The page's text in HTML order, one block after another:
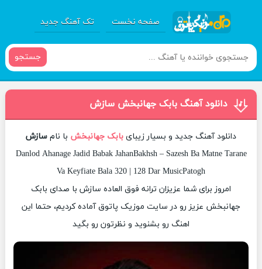
صفحه نخست تک آهنگ جدید
جستجو
دانلود آهنگ بابک جهانبخش سازش
دانلود آهنگ جدید و بسیار زیبای بابک جهانبخش با نام سازش
Danlod Ahanage Jadid Babak JahanBakhsh – Sazesh Ba Matne Tarane
Va Keyfiate Bala 320 | 128 Dar MusicPatogh
امروز برای شما عزیزان ترانه فوق العاده سازش با صدای بابک
جهانبخش عزیز رو در سایت موزیک پاتوق آماده کردیم، حتما این
اهنگ رو بشنوید و نظرتون رو بگید